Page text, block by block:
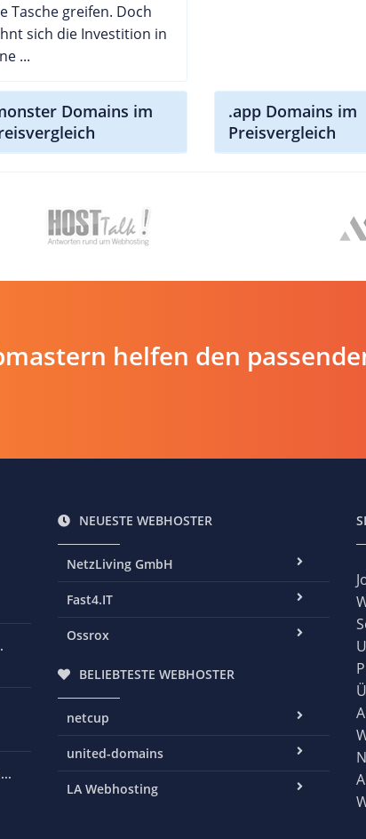
Tasche greifen. Doch
sich die Investition in
...
Domains im
.app Domains im
Preisvergleich
helfen den
NEUESTE WEBHOSTER
NetzLiving GmbH
Fast4.IT
Ossrox
BELIEBTESTE WEBHOSTER
netcup
united-domains
LA Webhosting